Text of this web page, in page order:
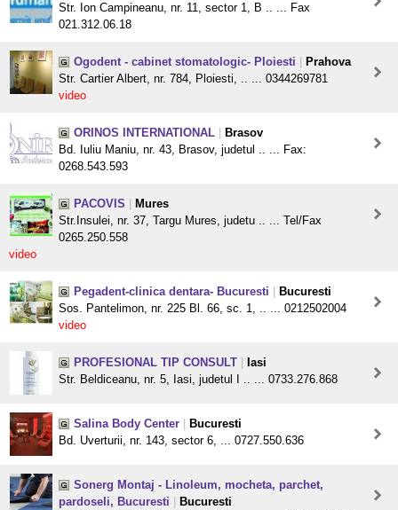
Str. Ion Campineanu, nr. 11, sector 1, B .. ... Fax
021.312.06.18
Ogodent - cabinet stomatologic- Ploiesti
Prahova
Str. Cartier Albert, nr. 784, Ploiesti, .. ... 0344269781
video
ORINOS INTERNATIONAL
Brasov
Bd. Iuliu Maniu, nr. 43, Brasov, judetul .. ... Fax:
0268.543.593
PACOVIS
Mures
Str.Insulei, nr. 37, Targu Mures, judetu .. ... Tel/Fax
0265.250.558
video
Pegadent-clinica dentara- Bucuresti
Bucuresti
Sos. Pantelimon, nr. 225 Bl. 66, sc. 1, .. ... 0212502004
video
PROFESIONAL TIP CONSULT
Iasi
Str. Beldiceanu, nr. 5, Iasi, judetul I .. ... 0733.276.868
Salina Body Center
Bucuresti
Bd. Uverturii, nr. 143, sector 6, ... 0727.550.636
Sonerg Montaj - Linoleum, mocheta, parchet,
pardoseli, Bucuresti
Bucuresti